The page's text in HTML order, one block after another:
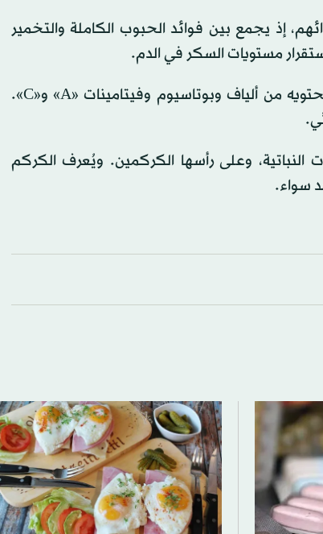
إذ يجمع بين فوائد الحبوب الكاملة والتخمير
مستويات السكر في الدم.
وتبرز البطاطا الحلوة غذاءً أساسياً لدى معمّري أوكيناوا في اليابان، لما تحتويه من ألياف وبوتاسيوم وفيتامينات «A» و«C».
النباتية، وعلى رأسها الكركمين. ويُعرف الكركم
سواء.